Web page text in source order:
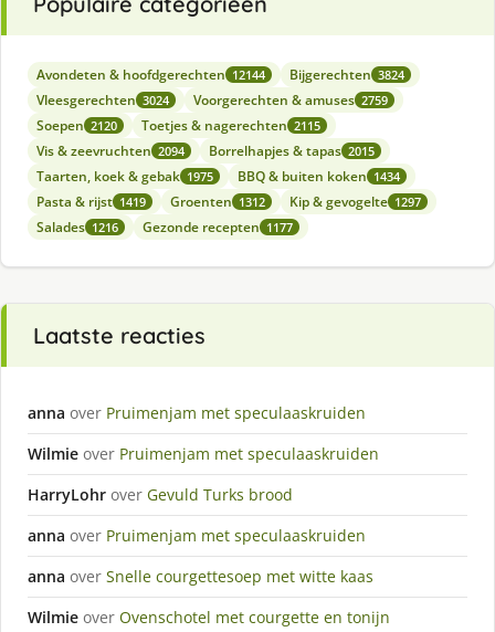
Avondeten & hoofdgerechten 12144 Bijgerechten 3824
Vleesgerechten 3024 Voorgerechten & amuses 2759
Soepen 2120 Toetjes & nagerechten 2115
Vis & zeevruchten 2094 Borrelhapjes & tapas 2015
Taarten, koek & gebak 1975 BBQ & buiten koken 1434
Pasta & rijst 1419 Groenten 1312 Kip & gevogelte 1297
Salades 1216 Gezonde recepten 1177
Laatste reacties
anna over Pruimenjam met speculaaskruiden
Wilmie over Pruimenjam met speculaaskruiden
HarryLohr over Gevuld Turks brood
anna over Pruimenjam met speculaaskruiden
anna over Snelle courgettesoep met witte kaas
Wilmie over Ovenschotel met courgette en tonijn